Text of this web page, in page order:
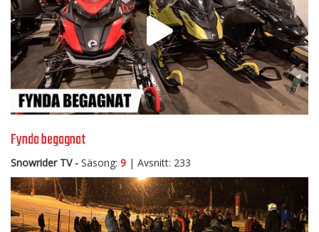
Fynda begagnat
Snowrider TV - Säsong: 9 | Avsnitt: 233